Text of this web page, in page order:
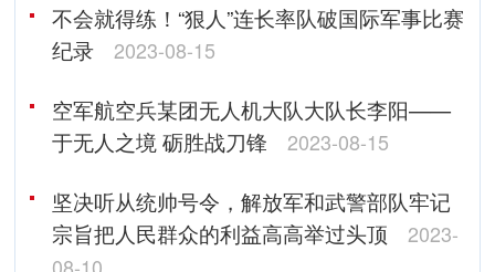
不会就得练！“狠人”连长率队破国际军事比赛
纪录
2023-08-15
空军航空兵某团无人机大队大队长李阳——
于无人之境 砺胜战刀锋
2023-08-15
坚决听从统帅号令，解放军和武警部队牢记
宗旨把人民群众的利益高高举过头顶
2023-
08-10